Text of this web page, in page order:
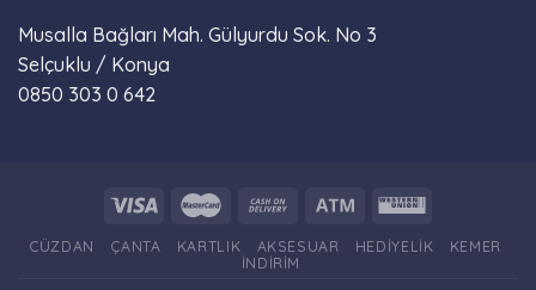
Musalla Bağları Mah. Gülyurdu Sok. No 3
Selçuklu / Konya
0850 303 0 642
CÜZDAN ÇANTA KARTLIK AKSESUAR HEDIYELIK
KEMER
İNDIRIM